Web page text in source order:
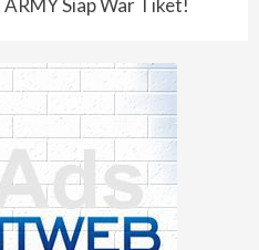
Siap War Tiket!